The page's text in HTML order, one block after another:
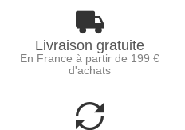
Livraison gratuite
En France à partir de 199 €
d'achats